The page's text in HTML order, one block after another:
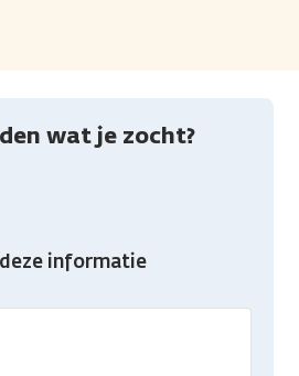
wat je zocht?
informatie